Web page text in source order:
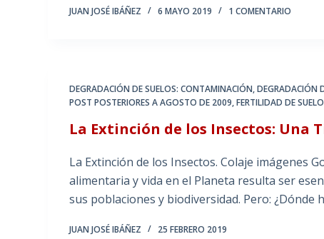
JUAN JOSÉ IBÁÑEZ 6 MAYO 2019 1 COMENTARIO
DEGRADACIÓN DE SUELOS: CONTAMINACIÓN,DEGRADACIÓN
POST POSTERIORES A AGOSTO DE 2009,FERTILIDAD DE
La Extinción de los Insectos: Una
La Extinción de los Insectos. Colaje imágenes
alimentaria y vida en el Planeta resulta ser
sus poblaciones y biodiversidad. Pero: ¿Dónde
JUAN JOSÉ IBÁÑEZ 25 FEBRERO 2019